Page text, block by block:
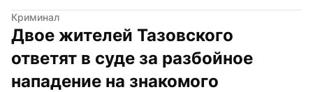
Криминал
Двое жителей Тазовского
ответят в суде за разбойное
нападение на знакомого